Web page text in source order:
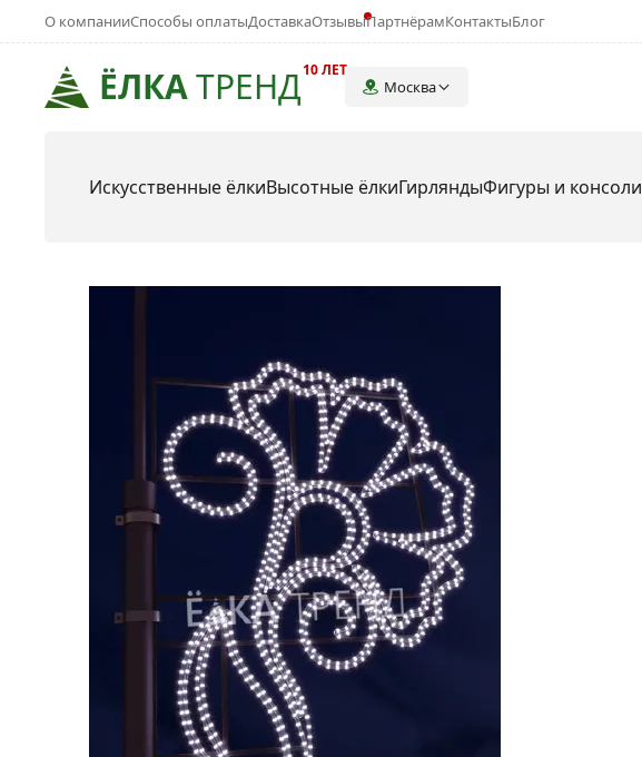
ЁЛКАТРЕНД10 ЛЕТ
Москва
О компанииСпособы оплатыДоставкаОтзывыПартнёрамКонтактыБлог
Искусственные ёлкиВысотные ёлкиГирляндыФигуры и консоли